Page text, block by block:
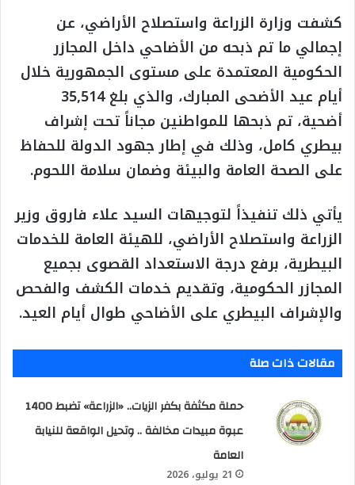
كشفت وزارة الزراعة واستصلاح الأراضي، عن
إجمالي ما تم ذبحه من الأضاحي داخل المجازر
الحكومية المعتمدة على مستوى الجمهورية خلال
أيام عيد الأضحى المبارك، والذي بلغ 35,514
أضحية، تم ذبحها للمواطنين مجاناً تحت إشراف
بيطري كامل، وذلك في إطار جهود الدولة للحفاظ
على الصحة العامة والبيئة وضمان سلامة اللحوم.
يأتي ذلك تنفيذاً لتوجيهات السيد علاء فاروق وزير
الزراعة واستصلاح الأراضي، للهيئة العامة للخدمات
البيطرية، برفع درجة الاستعداد القصوى بجميع
المجازر الحكومية، وتقديم خدمات الكشف والفحص
والإشراف البيطري على الأضاحي طوال أيام العيد.
مقالات ذات صلة
حملة مكثفة بكفر الزيات.. «الزراعة» تضبط 1400
عبوة مبيدات مخالفة .. وتحيل الواقعة للنيابة
العامة
21 يوليو، 2026